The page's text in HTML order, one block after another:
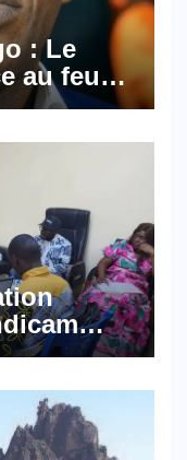
: Le
au feu
la